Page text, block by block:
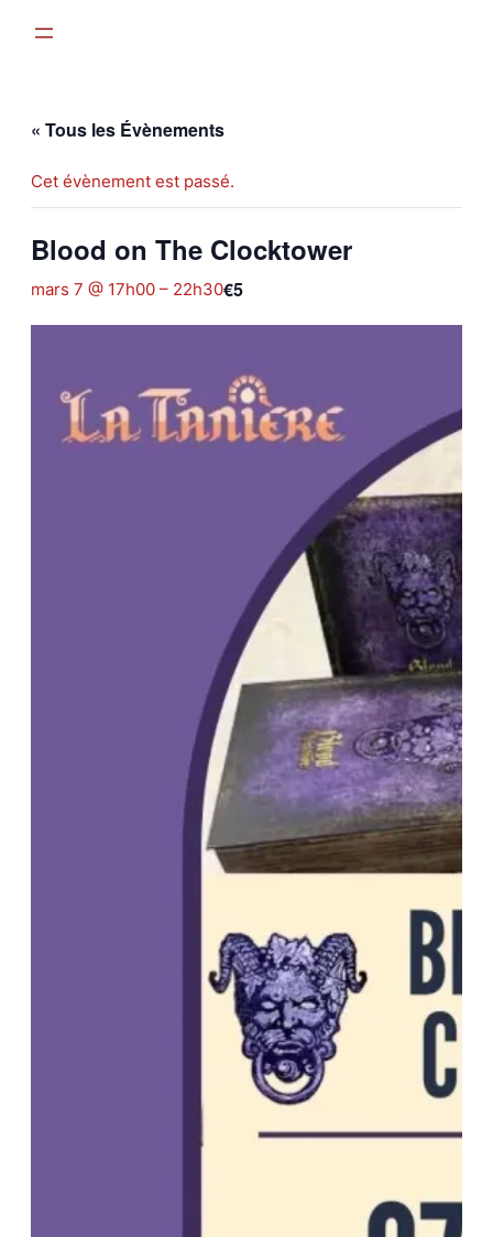
« Tous les Évènements
Cet évènement est passé.
Blood on The Clocktower
mars 7 @ 17h00 – 22h30€5